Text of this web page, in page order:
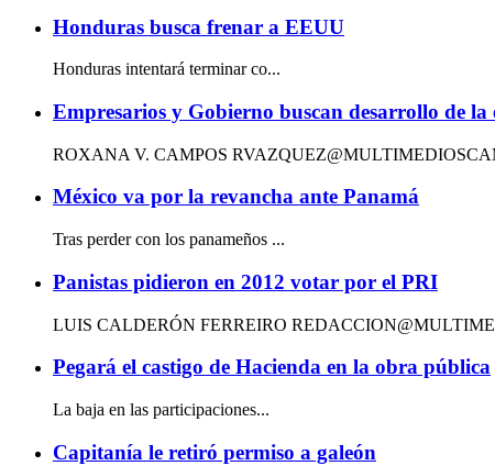
Honduras busca frenar a EEUU
Honduras intentará terminar co...
Empresarios y Gobierno buscan desarrollo de la
ROXANA V. CAMPOS
México va por la revancha ante Panamá
Tras perder con los panameños ...
Panistas pidieron en 2012 votar por el PRI
LUIS CALDERÓN FERREIRO
Pegará el castigo de Hacienda en la obra pública
La baja en las participaciones...
Capitanía le retiró permiso a galeón